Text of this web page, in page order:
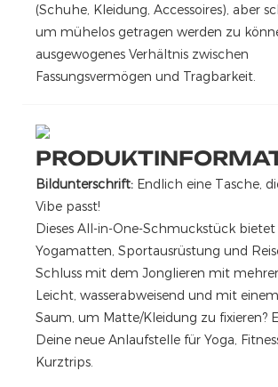
(Schuhe, Kleidung, Accessoires), aber
um mühelos getragen werden zu
ausgewogenes Verhältnis zwischen
Fassungsvermögen und Tragbarkeit.
Bildunterschrift: Endlich eine Tasche,
Vibe passt!
Dieses All-in-One-Schmuckstück
Yogamatten, Sportausrüstung und
Schluss mit dem Jonglieren mit
Leicht, wasserabweisend und mit
Saum, um Matte/Kleidung zu fixieren?
Deine neue Anlaufstelle für Yoga,
Kurztrips.